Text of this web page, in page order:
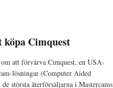
köpa Cimquest
att förvärva Cimquest, en USA-
lösningar (Computer Aided
största återförsäljarna i Mastercams